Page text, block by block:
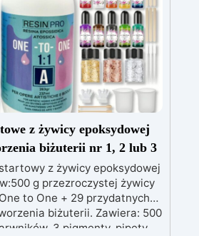
z żywicy epoksydowej
biżuterii nr 1, 2 lub 3
z żywicy epoksydowej
g przezroczystej żywicy
to One + 29 przydatnych
biżuterii. Zawiera: 500
3 pigmenty, pipety,